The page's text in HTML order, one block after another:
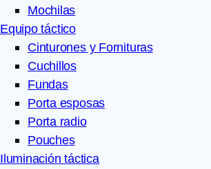
Mochilas
Equipo táctico
Cinturones y Fornituras
Cuchillos
Fundas
Porta esposas
Porta radio
Pouches
Iluminación táctica